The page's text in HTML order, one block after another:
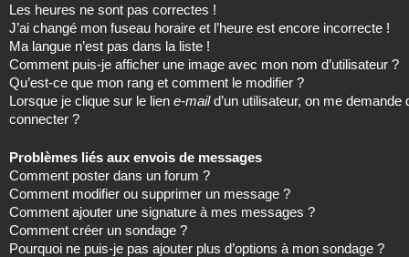
Les heures ne sont pas correctes !
J’ai changé mon fuseau horaire et l’heure est encore incorrecte !
Ma langue n’est pas dans la liste !
Comment puis-je afficher une image avec mon nom d’utilisateur ?
Qu’est-ce que mon rang et comment le modifier ?
Lorsque je clique sur le lien e-maild’un utilisateur, on me demande
connecter ?
Problèmes liés aux envois de messages
Comment poster dans un forum ?
Comment modifier ou supprimer un message ?
Comment ajouter une signature à mes messages ?
Comment créer un sondage ?
Pourquoi ne puis-je pas ajouter plus d’options à mon sondage ?